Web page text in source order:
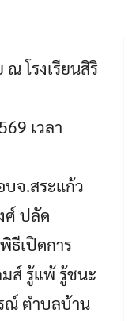
โรงเรียนสิริ
เวลา
บจ.สระแก้ว
ศ์ ปลัด
ธีเปิดการ
ส์ รู้แพ้ รู้ชนะ
ณ์ ตำบลบ้าน